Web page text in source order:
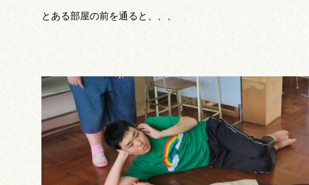
とある部屋の前を通ると、、、